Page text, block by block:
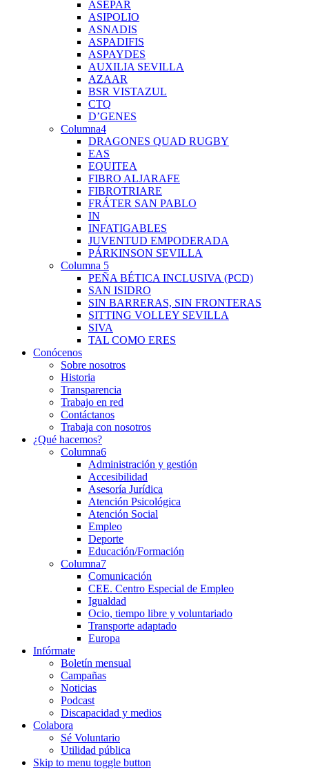
ASEPAR
ASIPOLIO
ASNADIS
ASPADIFIS
ASPAYDES
AUXILIA SEVILLA
AZAAR
BSR VISTAZUL
CTQ
D’GENES
Columna4
DRAGONES QUAD RUGBY
EAS
EQUITEA
FIBRO ALJARAFE
FIBROTRIARE
FRÁTER SAN PABLO
IN
INFATIGABLES
JUVENTUD EMPODERADA
PÁRKINSON SEVILLA
Columna 5
PEÑA BÉTICA INCLUSIVA (PCD)
SAN ISIDRO
SIN BARRERAS, SIN FRONTERAS
SITTING VOLLEY SEVILLA
SIVA
TAL COMO ERES
Conócenos
Sobre nosotros
Historia
Transparencia
Trabajo en red
Contáctanos
Trabaja con nosotros
¿Qué hacemos?
Columna6
Administración y gestión
Accesibilidad
Asesoría Jurídica
Atención Psicológica
Atención Social
Empleo
Deporte
Educación/Formación
Columna7
Comunicación
CEE. Centro Especial de Empleo
Igualdad
Ocio, tiempo libre y voluntariado
Transporte adaptado
Europa
Infórmate
Boletín mensual
Campañas
Noticias
Podcast
Discapacidad y medios
Colabora
Sé Voluntario
Utilidad pública
Skip to menu toggle button